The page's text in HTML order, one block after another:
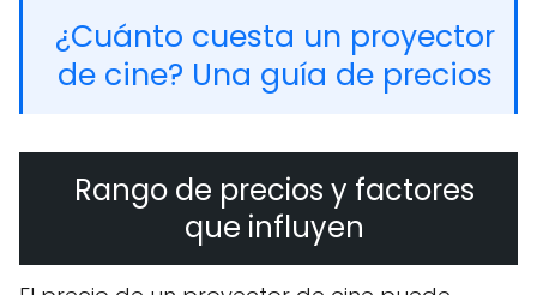
¿Cuánto cuesta un proyector
de cine? Una guía de precios
Rango de precios y factores
que influyen